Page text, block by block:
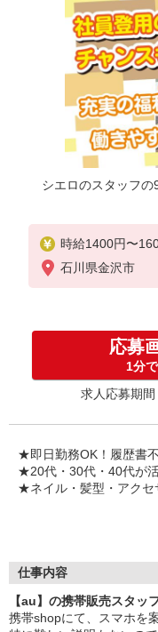
シエロのスタッフ
時給1400円〜
※残業代支給
★交通費別途支
入社祝い金10万
お友達を紹介頂
インセンティブ
゜・。○。・゜+
石川県金沢市
応募
1分
求人応募期
★即日勤務OK！履歴書
★20代・30代・40代が
★ネイル・髪型・アクセ
でも心配ご無用！
お互いに教え合ったり、
和気あいあいとした人間
仕事内容
【au】の携帯販売スタッ
携帯shopにて、スマホを